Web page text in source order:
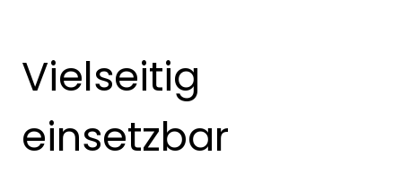
Vielseitig
einsetzbar